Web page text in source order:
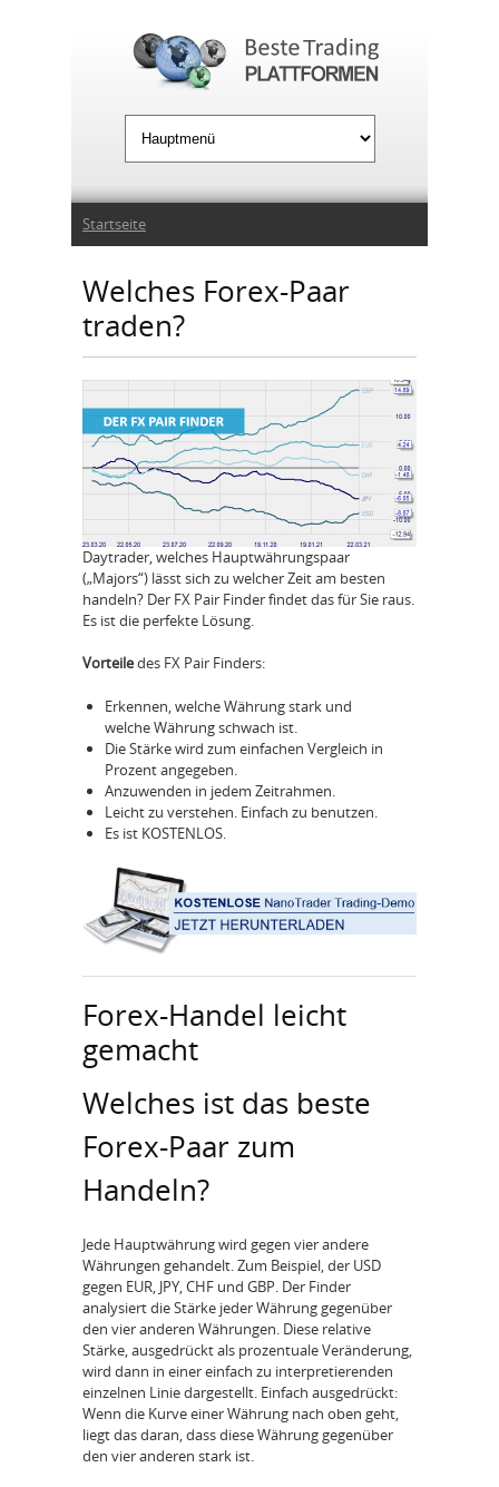
Sie sind hier
Startseite
Welches Forex-Paar
traden?
Daytrader, welches Hauptwährungspaar
(„Majors“) lässt sich zu welcher Zeit am besten
handeln? Der FX Pair Finder findet das für Sie raus.
Es ist die perfekte Lösung.
Vorteiledes FX Pair Finders:
Erkennen, welche Währung stark und
welche Währung schwach ist.
Die Stärke wird zum einfachen Vergleich in
Prozent angegeben.
Anzuwenden in jedem Zeitrahmen.
Leicht zu verstehen. Einfach zu benutzen.
Es ist KOSTENLOS.
Forex-Handel leicht
gemacht
Welches ist das beste
Forex-Paar zum
Handeln?
Jede Hauptwährung wird gegen vier andere
Währungen gehandelt. Zum Beispiel, der USD
gegen EUR, JPY, CHF und GBP. Der Finder
analysiert die Stärke jeder Währung gegenüber
den vier anderen Währungen. Diese relative
Stärke, ausgedrückt als prozentuale Veränderung,
wird dann in einer einfach zu interpretierenden
einzelnen Linie dargestellt. Einfach ausgedrückt:
Wenn die Kurve einer Währung nach oben geht,
liegt das daran, dass diese Währung gegenüber
den vier anderen stark ist.